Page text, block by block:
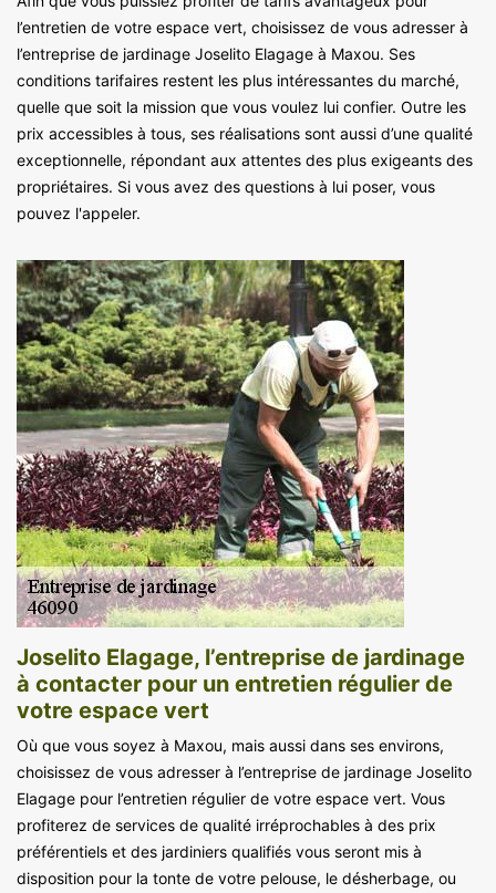
l’entretien de votre espace vert, choisissez de vous adresser à
l’entreprise de jardinage Joselito Elagage à Maxou. Ses
conditions tarifaires restent les plus intéressantes du marché,
quelle que soit la mission que vous voulez lui confier. Outre les
prix accessibles à tous, ses réalisations sont aussi d’une qualité
exceptionnelle, répondant aux attentes des plus exigeants des
propriétaires. Si vous avez des questions à lui poser, vous
pouvez l'appeler.
Joselito Elagage, l’entreprise de jardinage
à contacter pour un entretien régulier de
votre espace vert
Où que vous soyez à Maxou, mais aussi dans ses environs,
choisissez de vous adresser à l’entreprise de jardinage Joselito
Elagage pour l’entretien régulier de votre espace vert. Vous
profiterez de services de qualité irréprochables à des prix
préférentiels et des jardiniers qualifiés vous seront mis à
disposition pour la tonte de votre pelouse, le désherbage, ou